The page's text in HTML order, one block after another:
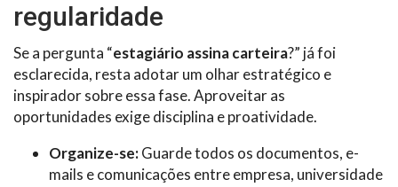
regularidade
Se a pergunta “estagiário assina carteira?” já foi
esclarecida, resta adotar um olhar estratégico e
inspirador sobre essa fase. Aproveitar as
oportunidades exige disciplina e proatividade.
Organize-se:Guarde todos os documentos, e-
mails e comunicações entre empresa, universidade